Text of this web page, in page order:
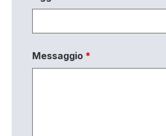
Messaggio *